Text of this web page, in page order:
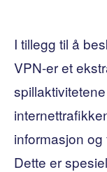
I tillegg til å
VPN-er et
informasjon
Dette er